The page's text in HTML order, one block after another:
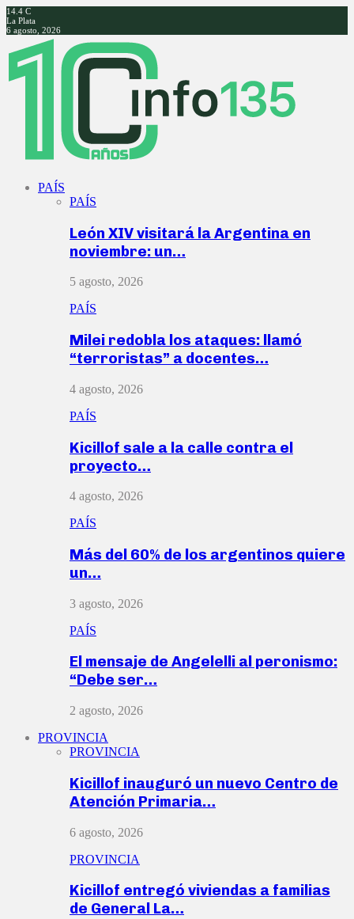
14.4 C
La Plata
6 agosto, 2026
Facebook
Twitter
Instagram
Youtube
PAÍS
PAÍS
León XIV visitará la Argentina en
noviembre: un…
5 agosto, 2026
PAÍS
Milei redobla los ataques: llamó
“terroristas” a docentes…
4 agosto, 2026
PAÍS
Kicillof sale a la calle contra el
proyecto…
4 agosto, 2026
PAÍS
Más del 60% de los argentinos quiere
un…
3 agosto, 2026
PAÍS
El mensaje de Angelelli al peronismo:
“Debe ser…
2 agosto, 2026
PROVINCIA
PROVINCIA
Kicillof inauguró un nuevo Centro de
Atención Primaria…
6 agosto, 2026
PROVINCIA
Kicillof entregó viviendas a familias
de General La…